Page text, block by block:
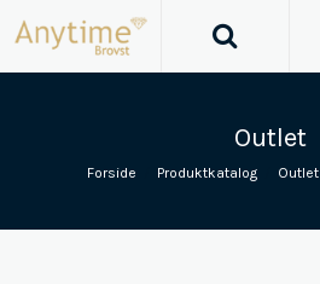
Outlet
Forside Produktkatalog Outlet